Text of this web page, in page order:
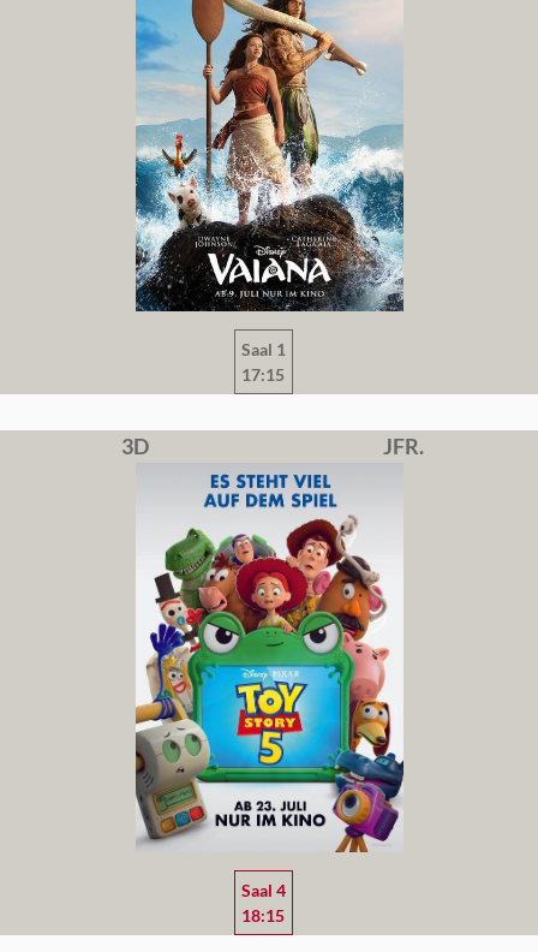
Saal 1
17:15
3D JFR.
Saal 4
18:15